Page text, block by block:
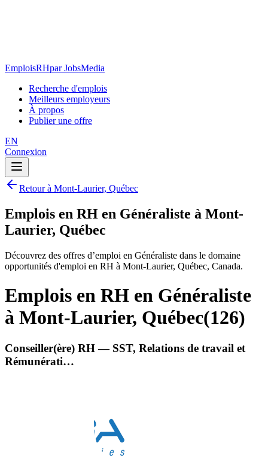
EmploisRHpar JobsMedia
Recherche d'emplois
Meilleurs employeurs
À propos
Publier une offre
EN
Connexion
Retour à Mont-Laurier, Québec
Emplois en RH en Généraliste à Mont-
Laurier, Québec
Découvrez des offres d’emploi en Généraliste dans le domaine
opportunités d'emploi en RH à Mont-Laurier, Québec, Canada.
Emplois en RH en Généraliste
à Mont-Laurier, Québec(126)
Conseiller(ère) RH — SST, Relations de travail et
Rémunérati…